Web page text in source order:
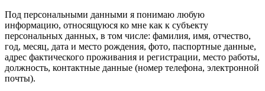
Под персональными данными я понимаю любую
информацию, относящуюся ко мне как к субъекту
персональных данных, в том числе: фамилия, имя, отчество,
год, месяц, дата и место рождения, фото, паспортные данные,
адрес фактического проживания и регистрации, место работы,
должность, контактные данные (номер телефона, электронной
почты).